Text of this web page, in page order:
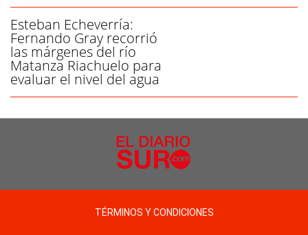
Esteban Echeverría:
Fernando Gray recorrió
las márgenes del río
Matanza Riachuelo para
evaluar el nivel del agua
TÉRMINOS Y CONDICIONES